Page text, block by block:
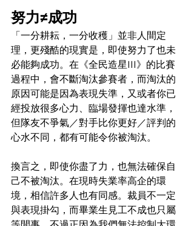
努力≠成功
「一分耕耘，一分收穫」並非人間定
理，更殘酷的現實是，即使努力了也未
必能夠成功。在《全民造星III》的比賽
過程中，會不斷淘汰參賽者，而淘汰的
原因可能是因為表現失準，又或者你已
經投放很多心力、臨場發揮也達水準，
但隊友不爭氣／對手比你更好／評判的
心水不同，都有可能令你被淘汰。
換言之，即使你盡了力，也無法確保自
己不被淘汰。在現時失業率高企的環
境，相信許多人也有同感。裁員不一定
與表現掛勾，而畢業生見工不成也只屬